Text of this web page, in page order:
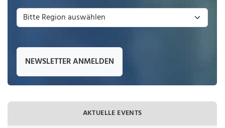
NEWSLETTER ANMELDEN
AKTUELLE EVENTS